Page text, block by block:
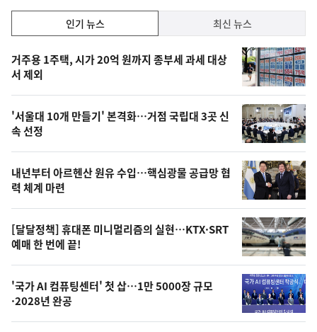
기,
최
신,
오
늘
의
영
상
오
늘
의
사
진
인기 뉴스 최신 뉴스
기
뉴
스
거주용 1주택, 시가 20억 원까지 종부세 과세 대상
서 제외
'서울대 10개 만들기' 본격화…거점 국립대 3곳 신
속 선정
내년부터 아르헨산 원유 수입…핵심광물 공급망 협
력 체계 마련
[달달정책] 휴대폰 미니멀리즘의 실현…KTX·SRT
예매 한 번에 끝!
'국가 AI 컴퓨팅센터' 첫 삽…1만 5000장 규모
·2028년 완공